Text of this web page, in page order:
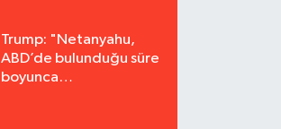
Trump: "Netanyahu,
ABD’de bulunduğu süre
boyunca